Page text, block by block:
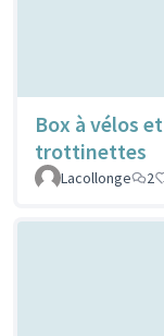
Box à vélos et
trottinettes
Lacollonge
2